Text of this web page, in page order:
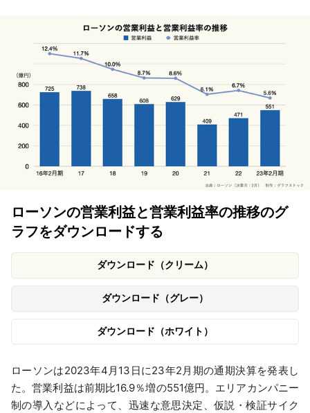
ローソンの営業利益と営業利益率の推移のグ
ラフをダウンロードする
ダウンロード（クリーム）
ダウンロード（グレー）
ダウンロード（ホワイト）
ローソンは2023年4月13日に23年2月期の通期決算を発表し
た。営業利益は前期比16.9％増の551億円。エリアカンパニー
制の導入などによって、迅速な意思決定、仮説・検証サイク